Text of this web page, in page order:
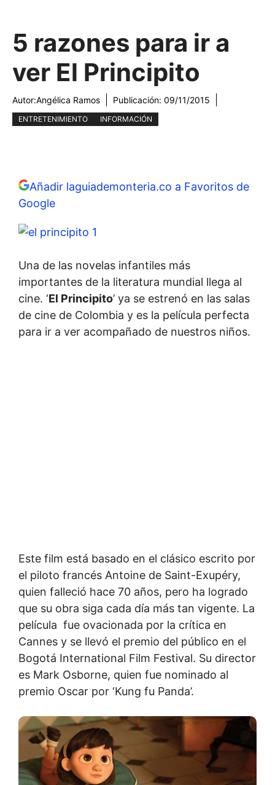
5 razones para ir a
ver El Principito
Autor:Angélica Ramos Publicación: 09/11/2015
ENTRETENIMIENTO INFORMACIÓN
Añadir laguiademonteria.co a Favoritos de
Google
Una de las novelas infantiles más
importantes de la literatura mundial llega al
cine. ‘El Principito’ ya se estrenó en las salas
de cine de Colombia y es la película perfecta
para ir a ver acompañado de nuestros niños.
Este film está basado en el clásico escrito por
el piloto francés Antoine de Saint-Exupéry,
quien falleció hace 70 años, pero ha logrado
que su obra siga cada día más tan vigente. La
película fue ovacionada por la crítica en
Cannes y se llevó el premio del público en el
Bogotá International Film Festival. Su director
es Mark Osborne, quien fue nominado al
premio Oscar por ‘Kung fu Panda’.